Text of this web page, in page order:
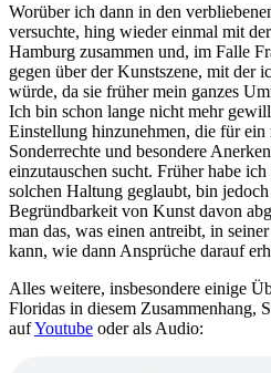
Worüber ich dann in den
versuchte, hing wieder einmal mit
Hamburg zusammen und, im Falle
gegen über der Kunstszene, mit der
würde, da sie früher mein ganzes
Ich bin schon lange nicht mehr
Einstellung hinzunehmen, die für ein
Sonderrechte und besondere
einzutauschen sucht. Früher habe
solchen Haltung geglaubt, bin
Begründbarkeit von Kunst davon
man das, was einen antreibt, in
kann, wie dann Ansprüche darauf
Alles weitere, insbesondere einige
Floridas in diesem Zusammenhang,
aufYoutube oder als Audio: